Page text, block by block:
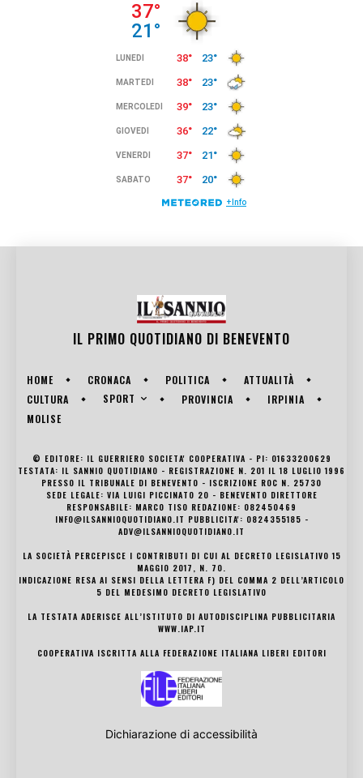
IL PRIMO QUOTIDIANO DI BENEVENTO
HOME CRONACA POLITICA
ATTUALITÀ
CULTURA
SPORT PROVINCIA
IRPINIA
MOLISE
© EDITORE: IL GUERRIERO SOCIETA' COOPERATIVA - PI: 01633200629
TESTATA: IL SANNIO QUOTIDIANO - REGISTRAZIONE N. 201 IL 18 LUGLIO 1996
PRESSO IL TRIBUNALE DI BENEVENTO - ISCRIZIONE ROC N. 25730
SEDE LEGALE: VIA LUIGI PICCINATO 20 - BENEVENTO DIRETTORE
RESPONSABILE: MARCO TISO REDAZIONE: 082450469
INFO@ILSANNIOQUOTIDIANO.IT PUBBLICITA': 0824355185 -
ADV@ILSANNIOQUOTIDIANO.IT
LA SOCIETÀ PERCEPISCE I CONTRIBUTI DI CUI AL DECRETO LEGISLATIVO 15
MAGGIO 2017, N. 70.
INDICAZIONE RESA AI SENSI DELLA LETTERA F) DEL COMMA 2 DELL’ARTICOLO
5 DEL MEDESIMO DECRETO LEGISLATIVO
LA TESTATA ADERISCE ALL’ISTITUTO DI AUTODISCIPLINA PUBBLICITARIA
WWW.IAP.IT
COOPERATIVA ISCRITTA ALLA FEDERAZIONE ITALIANA LIBERI EDITORI
Dichiarazione di accessibilità